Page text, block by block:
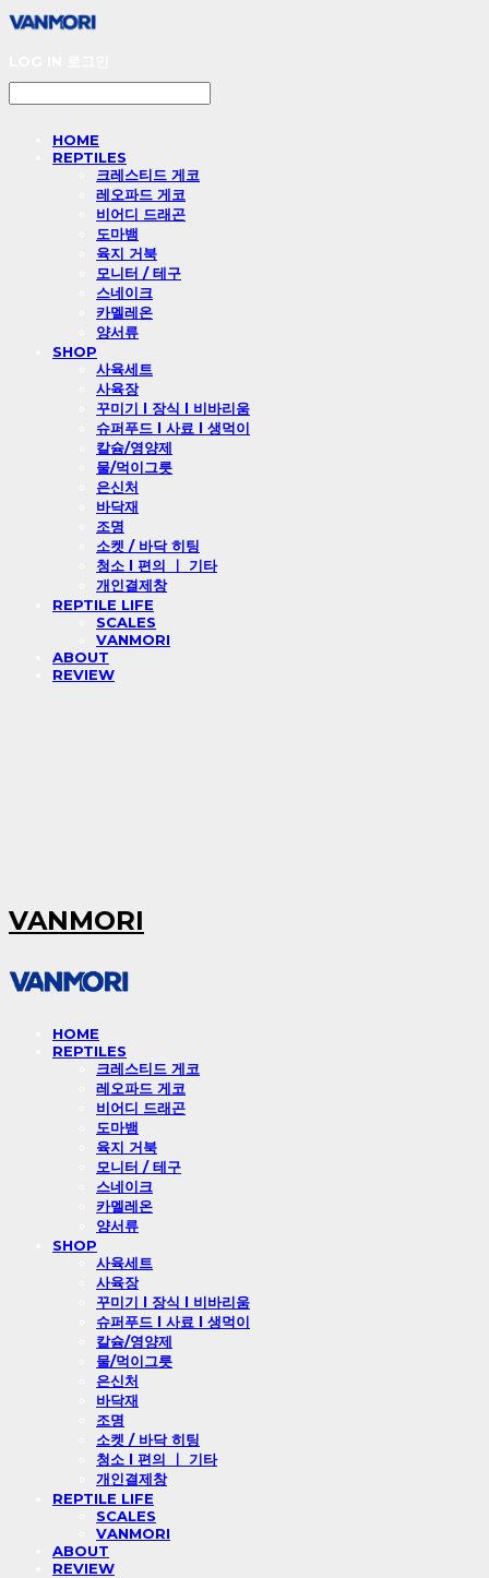
HOME
REPTILES
크레스티드 게코
레오파드 게코
비어디 드래곤
도마뱀
육지 거북
모니터 / 테구
스네이크
카멜레온
양서류
SHOP
사육세트
사육장
꾸미기 l 장식 l 비바리움
슈퍼푸드 l 사료 l 생먹이
칼슘/영양제
물/먹이그릇
은신처
바닥재
조명
소켓 / 바닥 히팅
청소 l 편의 ㅣ 기타
개인결제창
REPTILE LIFE
SCALES
VANMORI
ABOUT
REVIEW
VANMORI
HOME
REPTILES
크레스티드 게코
레오파드 게코
비어디 드래곤
도마뱀
육지 거북
모니터 / 테구
스네이크
카멜레온
양서류
SHOP
사육세트
사육장
꾸미기 l 장식 l 비바리움
슈퍼푸드 l 사료 l 생먹이
칼슘/영양제
물/먹이그릇
은신처
바닥재
조명
소켓 / 바닥 히팅
청소 l 편의 ㅣ 기타
개인결제창
REPTILE LIFE
SCALES
VANMORI
ABOUT
REVIEW